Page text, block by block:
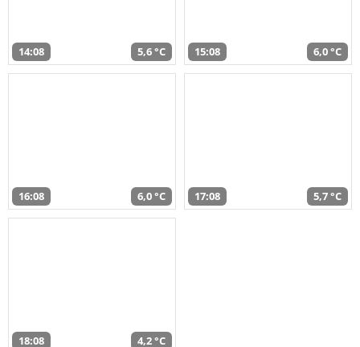
14:08 5,6 °C 15:08 6,0 °C
16:08 6,0 °C 17:08 5,7 °C
18:08 4,2 °C